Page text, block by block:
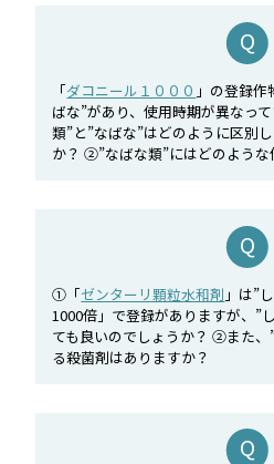
「ダコニール１０００ 」の登録作
ばな”があり、使用時期が異なっ
類”と”なばな”はどのように区別
か？ ②”なばな類”にはどのような
①「ゼンターリ顆粒水和剤 」は”
1000倍」で登録がありますが、”
ても良いのでしょうか？ ②また、
る殺菌剤はありますか？